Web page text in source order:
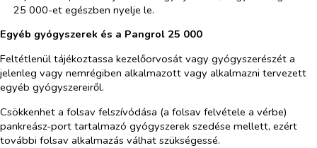
25 000-et egészben nyelje le.
Egyéb gyógyszerek és a Pangrol 25 000
Feltétlenül tájékoztassa kezelőorvosát vagy gyógyszerészét a
jelenleg vagy nemrégiben alkalmazott vagy alkalmazni tervezett
egyéb gyógyszereiről.
Csökkenhet a folsav felszívódása (a folsav felvétele a vérbe)
pankreász-port tartalmazó gyógyszerek szedése mellett, ezért
további folsav alkalmazás válhat szükségessé.